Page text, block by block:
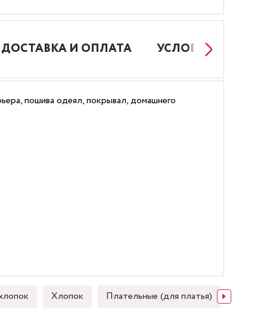
ДОСТАВКА И ОПЛАТА УСЛОВИЯ РАБОТЫ
пошива одеял, покрывал, домашнего
Хлопок Плательные (для платья)